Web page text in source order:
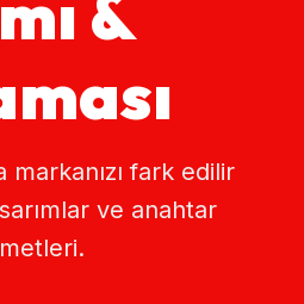
fark edilir
ve anahtar